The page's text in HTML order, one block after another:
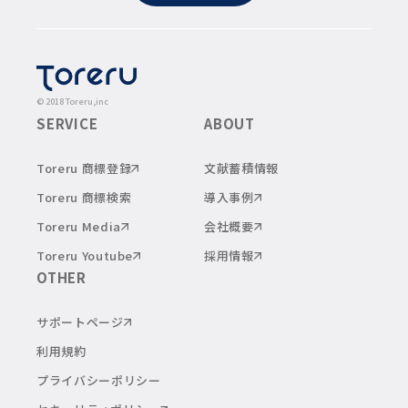
SERVICE
Toreru 商標登録
Toreru 商標検索
Toreru Media
Toreru Youtube
ABOUT
文献蓄積情報
導入事例
会社概要
採用情報
OTHER
サポートページ
利用規約
プライバシーポリシー
© 2018 Toreru,inc